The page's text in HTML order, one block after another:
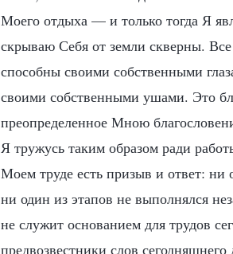
Моего отдыха — и только тогда Я
скрываю Себя от земли скверны.
способны своими собственными
своими собственными ушами. Это
преопределенное Мною
Я тружусь таким образом ради
Моем труде есть призыв и ответ: ни
ни один из этапов не выполнялся
не служит основанием для трудов
предвозвестники слов